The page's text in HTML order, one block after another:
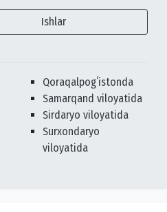
Ishlar
Qoraqalpogʻistonda
Samarqand viloyatida
Sirdaryo viloyatida
Surxondaryo
viloyatida